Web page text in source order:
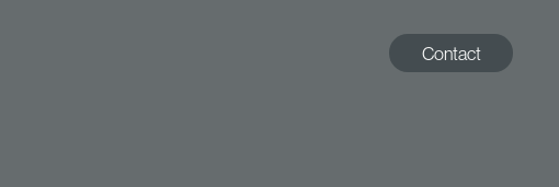
Contact